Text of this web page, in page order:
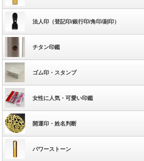
法人印（登記印/銀行印/角印/副印）
チタン印鑑
ゴム印・スタンプ
女性に人気・可愛い印鑑
開運印・姓名判断
パワーストーン